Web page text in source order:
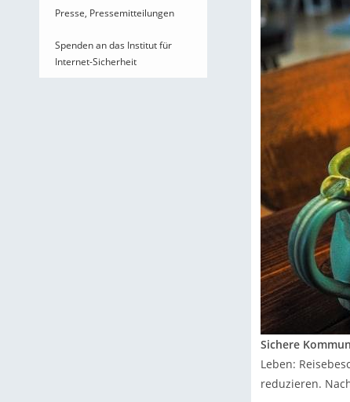
Presse, Pressemitteilungen
Spenden an das Institut für
Internet-Sicherheit
Sichere
Leben:
reduzieren.